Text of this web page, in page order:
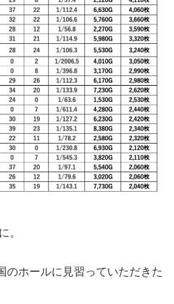
。
のホールに見習っていただきた